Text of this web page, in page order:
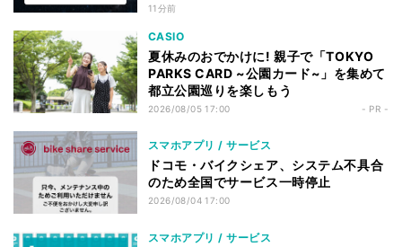
11分前
CASIO
夏休みのおでかけに! 親子で「TOKYO
PARKS CARD ~公園カード~」を集めて
都立公園巡りを楽しもう
2026/08/05 17:00 - PR -
スマホアプリ / サービス
ドコモ・バイクシェア、システム不具合
のため全国でサービス一時停止
2026/08/04 17:00
スマホアプリ / サービス